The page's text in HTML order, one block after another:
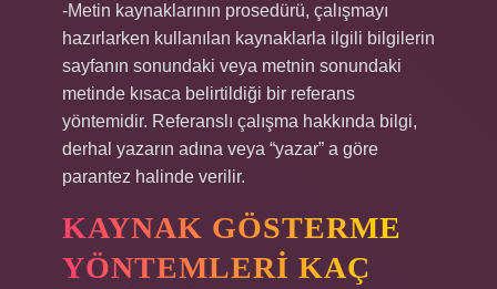
-Metin kaynaklarının prosedürü, çalışmayı
hazırlarken kullanılan kaynaklarla ilgili bilgilerin
sayfanın sonundaki veya metnin sonundaki
metinde kısaca belirtildiği bir referans
yöntemidir. Referanslı çalışma hakkında bilgi,
derhal yazarın adına veya “yazar” a göre
parantez halinde verilir.
KAYNAK GÖSTERME
YÖNTEMLERI KAÇ